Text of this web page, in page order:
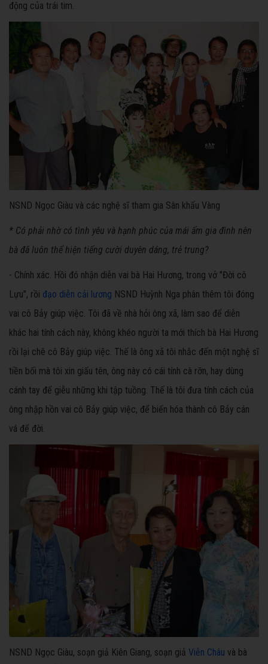
động của trái tim.
NSND Ngọc Giàu và các nghệ sĩ tham gia Sân khấu Vàng
* Có phải nhờ có tình yêu và hạnh phúc của mái ấm gia đình nên
bà đã luôn thể hiện tiếng cười duyên dáng, trẻ trung?
- Chính xác. Hồi đó nhận diễn vai bà Hai Hương, trong vở "Đời cô
Lựu", rồi đạo diễn cải lương NSND Huỳnh Nga phân thêm tôi đóng
vai cô Bảy giúp việc. Tôi đã về nhà hỏi ông xã, làm sao để diễn
khác hai tính cách này, không khéo người ta mới thích bà Hai Hương
rồi lại chê cô Bảy giúp việc. Thế là ông xã tôi nhắc đến một nghệ sĩ
tiền bối mà tôi xin giấu tên, ông này có cái tính cà rỡn, hay dùng
cánh tay để giễu những khi tập tuồng. Thế là tôi đưa tính cách của
ông nhập hồn vai cô Bảy giúp việc, để biến hóa thành cô Bảy cán
vá để đời.
NSND Ngọc Giàu, soạn giả Kiên Giang, soạn giả Viễn Châu và bà